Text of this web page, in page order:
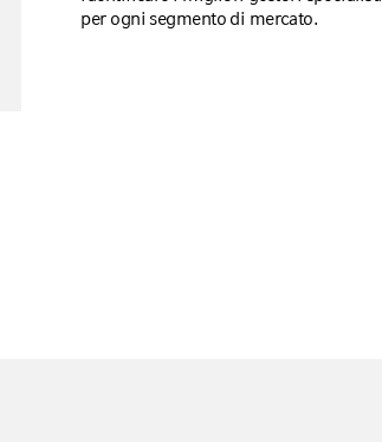
per ogni segmento di mercato.